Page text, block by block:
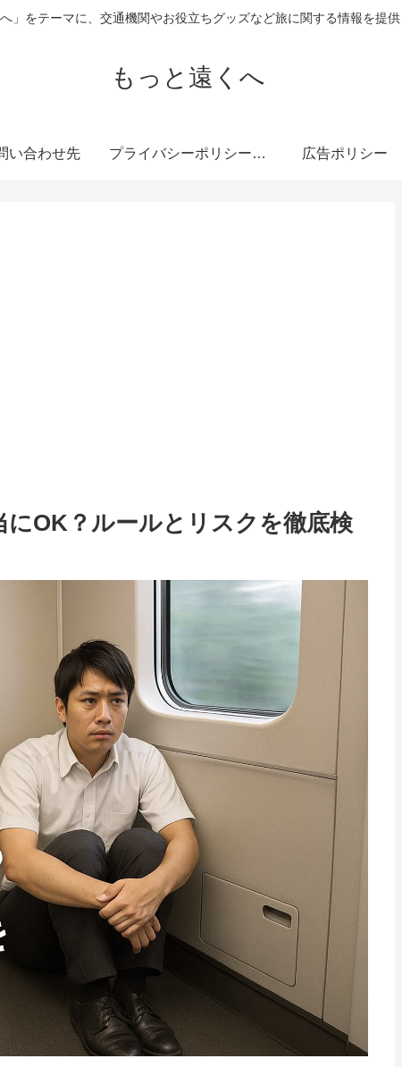
へ」をテーマに、交通機関やお役立ちグッズなど旅に関する情報を提供
もっと遠くへ
い合わせ先 プライバシーポリシー・免責事項 広告ポリシー
OK？ルールとリスクを徹底検